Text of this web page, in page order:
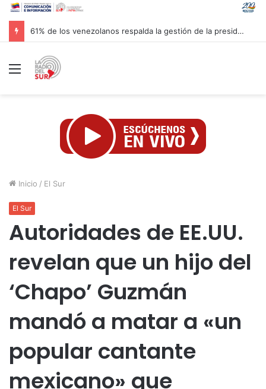
Recomendaciones de Protección Civil a la población venezolana ante fenómeno climatológico «El Niño»
Menú
Inicio / El Sur
El Sur
Autoridades de EE.UU.
revelan que un hijo del
‘Chapo’ Guzmán
mandó a matar a «un
popular cantante
mexicano» que